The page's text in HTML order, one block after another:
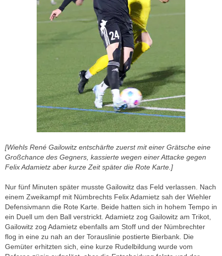
[Wiehls René Gailowitz entschärfte zuerst mit einer Grätsche eine
Großchance des Gegners, kassierte wegen einer Attacke gegen
Felix Adamietz aber kurze Zeit später die Rote Karte.]
Nur fünf Minuten später musste Gailowitz das Feld verlassen. Nach
einem Zweikampf mit Nümbrechts Felix Adamietz sah der Wiehler
Defensivmann die Rote Karte. Beide hatten sich in hohem Tempo in
ein Duell um den Ball verstrickt. Adamietz zog Gailowitz am Trikot,
Gailowitz zog Adamietz ebenfalls am Stoff und der Nümbrechter
flog in eine zu nah an der Torauslinie postierte Bierbank. Die
Gemüter erhitzten sich, eine kurze Rudelbildung wurde vom